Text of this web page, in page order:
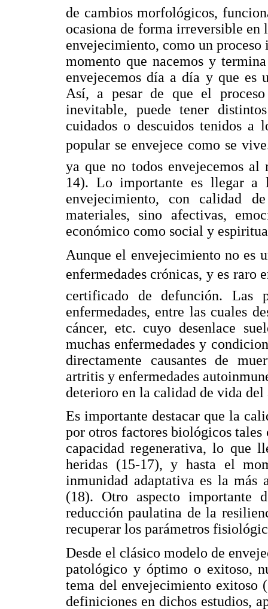
de cambios morfológicos,
ocasiona de forma irreversible en
envejecimiento, como un
momento que nacemos y
envejecemos día a día y que es
Así, a pesar de que el
inevitable, puede tener
cuidados o descuidos tenidos
popular se envejece como se
ya que no todos envejecemos
14). Lo importante es llegar a
envejecimiento, con calidad
materiales, sino afectivas,
económico como social y
Aunque el envejecimiento no es
enfermedades crónicas, y es raro
certificado de defunción. Las
enfermedades, entre las cuales
cáncer, etc. cuyo desenlace
muchas enfermedades y
directamente causantes de
artritis y enfermedades
deterioro en la calidad de vida del
Es importante destacar que la
por otros factores biológicos
capacidad regenerativa, lo que
heridas (15-17), y hasta el
inmunidad adaptativa es la más
(18). Otro aspecto importante
reducción paulatina de la
recuperar los parámetros
Desde el clásico modelo de
patológico y óptimo o exitoso,
tema del envejecimiento exitoso
definiciones en dichos estudios,